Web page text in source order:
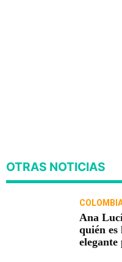
OTRAS NOTICIAS
Ana
quién es